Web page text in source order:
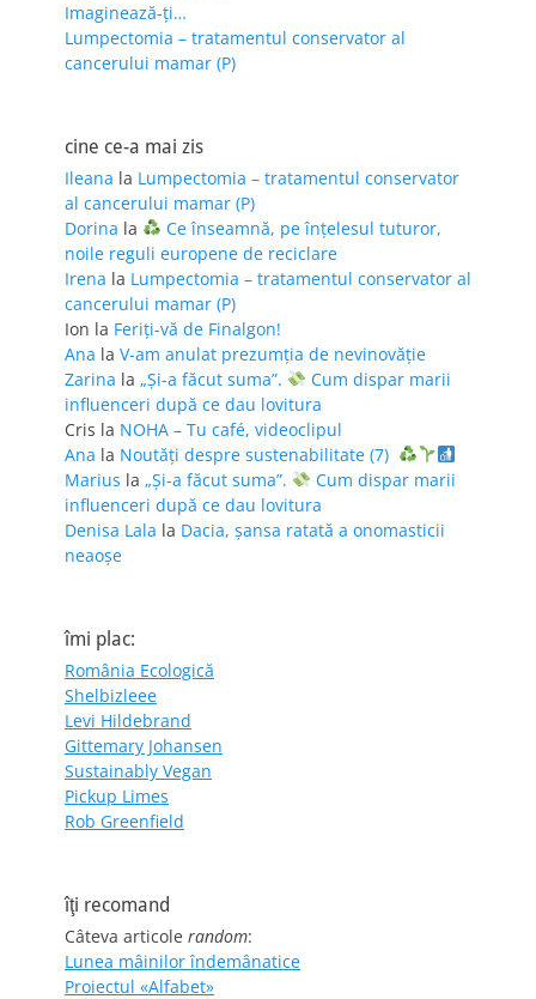
Imaginează-ți…
Lumpectomia – tratamentul conservator al
cancerului mamar (P)
cine ce-a mai zis
Ileana la Lumpectomia – tratamentul conservator
al cancerului mamar (P)
Dorina la
Ce înseamnă, pe înțelesul tuturor,
noile reguli europene de reciclare
Irena la Lumpectomia – tratamentul conservator al
cancerului mamar (P)
Ion la Feriţi-vă de Finalgon!
Ana la V-am anulat prezumția de nevinovăție
Zarina la „Și-a făcut suma”.
Cum dispar marii
influenceri după ce dau lovitura
Cris la NOHA – Tu café, videoclipul
Ana la Noutăți despre sustenabilitate (7)
Marius la „Și-a făcut suma”.
Cum dispar marii
influenceri după ce dau lovitura
Denisa Lala la Dacia, șansa ratată a onomasticii
neaoșe
îmi plac:
România Ecologică
Shelbizleee
Levi Hildebrand
Gittemary Johansen
Sustainably Vegan
Pickup Limes
Rob Greenfield
îţi recomand
Câteva articole random:
Lunea mâinilor îndemânatice
Proiectul «Alfabet»